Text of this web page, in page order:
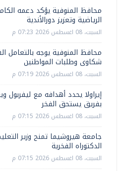
محافظ المنوفية يؤكد دعمه
الرياضية وتعزيز دورالأندية
السبت، 08 اغسطس 2026 07:23 م
محافظ المنوفية يوجه بالتعامل
شكاوى وطلبات المواطنين
السبت، 08 اغسطس 2026 07:19 م
إيراولا يحدد أهدافه مع ليفربول
بفريق يستحق الفخر
السبت، 08 اغسطس 2026 07:15 م
جامعة هيروشيما تمنح وزير
الدكتوراه الفخرية
السبت، 08 اغسطس 2026 07:15 م